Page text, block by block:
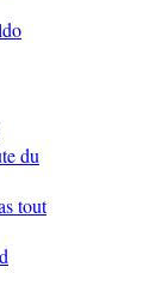
du
tout